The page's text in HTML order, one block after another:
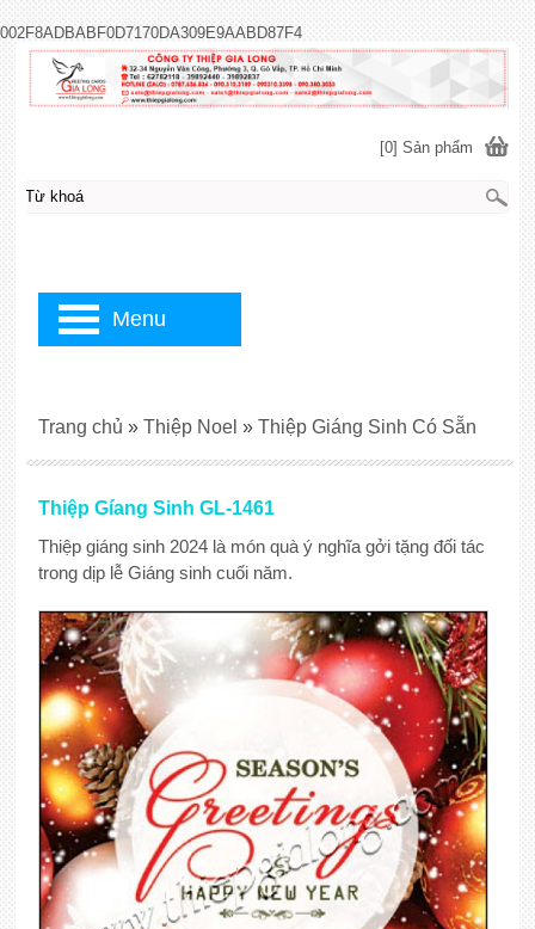
002F8ADBABF0D7170DA309E9AABD87F4
Thiệp Gíang Sinh GL-1461
Thiệp giáng sinh 2024 là món quà ý nghĩa gởi tặng đối tác
trong dịp lễ Giáng sinh cuối năm.
Trang chủ » Thiệp Noel » Thiệp Giáng Sinh Có Sẵn
[0] Sản phẩm
Menu